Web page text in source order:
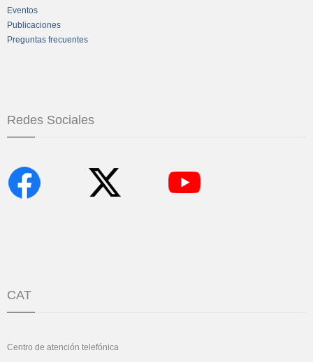
Eventos
Publicaciones
Preguntas frecuentes
Redes Sociales
CAT
Centro de atención telefónica